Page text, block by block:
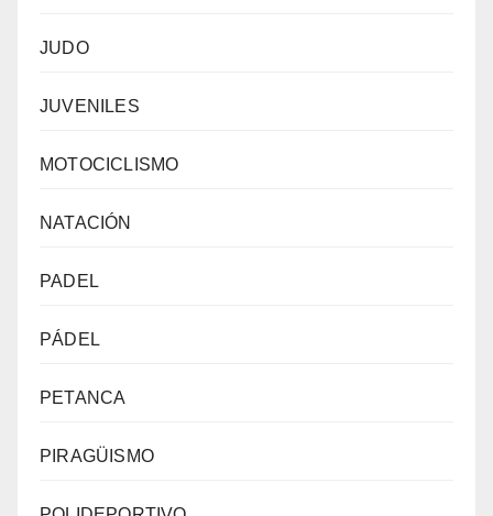
JUDO
JUVENILES
MOTOCICLISMO
NATACIÓN
PADEL
PÁDEL
PETANCA
PIRAGÜISMO